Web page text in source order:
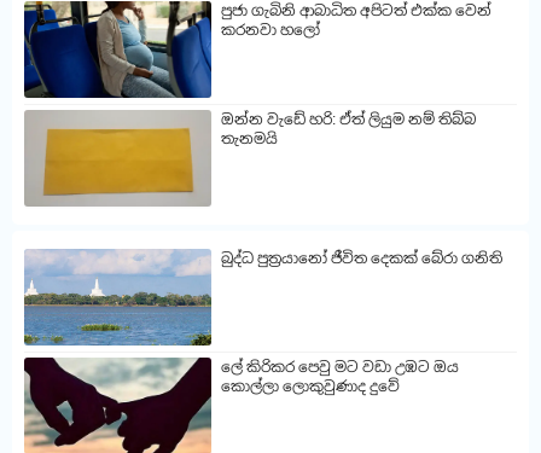
පුජා ගැබිනි ආබාධිත අපිටත් එක්ක වෙන්
කරනවා හලෝ
ඔන්න වැඩේ හරි: ඒත් ලියුම නම් තිබ්බ
තැනමයි
බුද්ධ පුත්‍රයානෝ ජීවිත දෙකක් බේරා ගනිති
ලේ කිරිකර පෙවු මට වඩා උඹට ඔය
කොල්ලා ලොකුවුණාද දුවේ